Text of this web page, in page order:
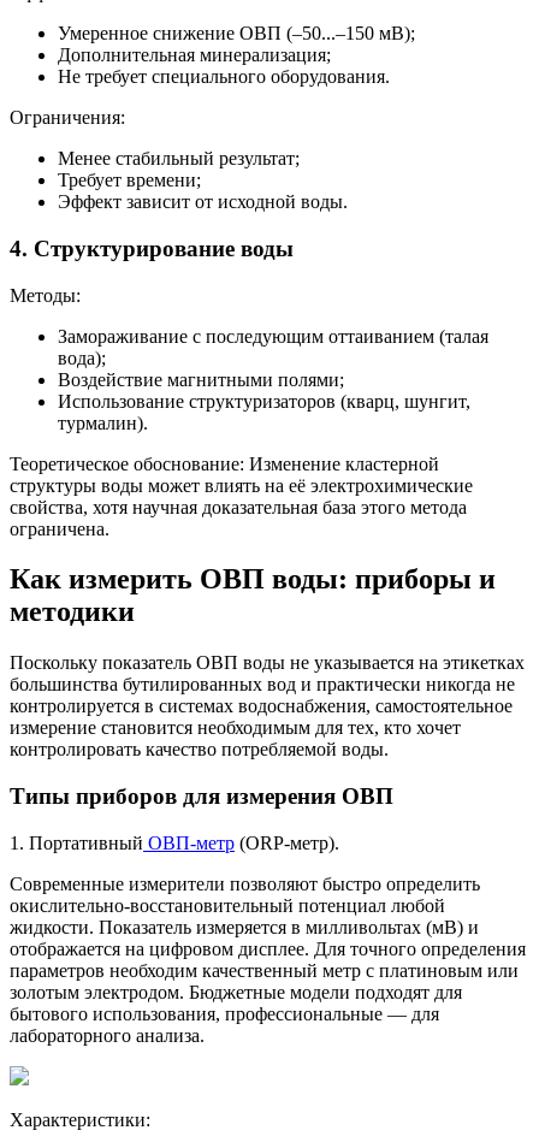
Умеренное снижение ОВП (–50...–150 мВ);
Дополнительная минерализация;
Не требует специального оборудования.
Ограничения:
Менее стабильный результат;
Требует времени;
Эффект зависит от исходной воды.
4. Структурирование воды
Методы:
Замораживание с последующим оттаиванием (талая
вода);
Воздействие магнитными полями;
Использование структуризаторов (кварц, шунгит,
турмалин).
Теоретическое обоснование: Изменение кластерной
структуры воды может влиять на её электрохимические
свойства, хотя научная доказательная база этого метода
ограничена.
Как измерить ОВП воды: приборы и
методики
Поскольку показатель ОВП воды не указывается на этикетках
большинства бутилированных вод и практически никогда не
контролируется в системах водоснабжения, самостоятельное
измерение становится необходимым для тех, кто хочет
контролировать качество потребляемой воды.
Типы приборов для измерения ОВП
1. Портативный ОВП-метр (ORP-метр).
Современные измерители позволяют быстро определить
окислительно-восстановительный потенциал любой
жидкости. Показатель измеряется в милливольтах (мВ) и
отображается на цифровом дисплее. Для точного определения
параметров необходим качественный метр с платиновым или
золотым электродом. Бюджетные модели подходят для
бытового использования, профессиональные — для
лабораторного анализа.
Характеристики: